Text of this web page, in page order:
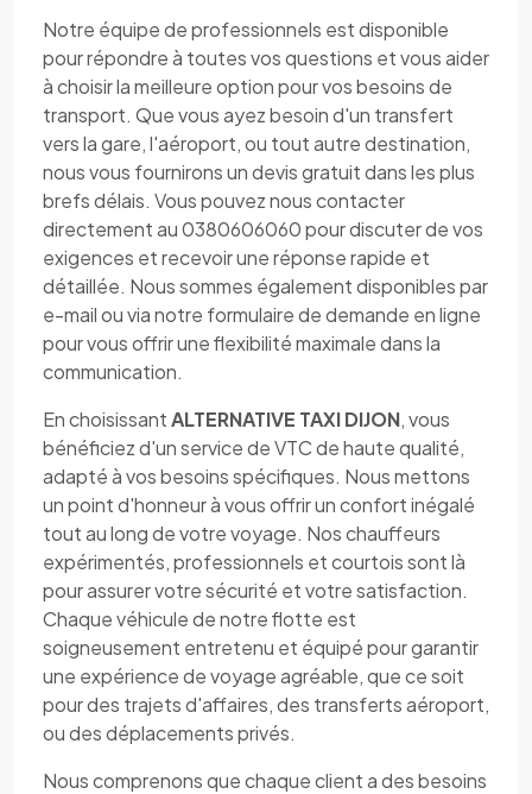
Notre équipe de professionnels est disponible
pour répondre à toutes vos questions et vous aider
à choisir la meilleure option pour vos besoins de
transport. Que vous ayez besoin d'un transfert
vers la gare, l'aéroport, ou tout autre destination,
nous vous fournirons un devis gratuit dans les plus
brefs délais. Vous pouvez nous contacter
directement au 0380606060 pour discuter de vos
exigences et recevoir une réponse rapide et
détaillée. Nous sommes également disponibles par
e-mail ou via notre formulaire de demande en ligne
pour vous offrir une flexibilité maximale dans la
communication.
En choisissantALTERNATIVE TAXI DIJON, vous
bénéficiez d'un service de VTC de haute qualité,
adapté à vos besoins spécifiques. Nous mettons
un point d'honneur à vous offrir un confort inégalé
tout au long de votre voyage. Nos chauffeurs
expérimentés, professionnels et courtois sont là
pour assurer votre sécurité et votre satisfaction.
Chaque véhicule de notre flotte est
soigneusement entretenu et équipé pour garantir
une expérience de voyage agréable, que ce soit
pour des trajets d'affaires, des transferts aéroport,
ou des déplacements privés.
Nous comprenons que chaque client a des besoins